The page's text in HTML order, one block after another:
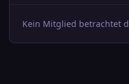
Kein Mitglied betrachtet